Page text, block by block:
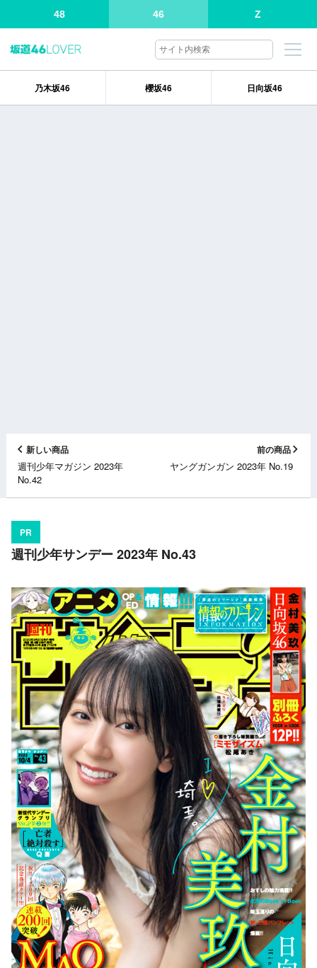
48 46 Z
乃木坂46 櫻坂46 日向坂46
新しい商品
週刊少年マガジン 2023年
No.42
前の商品
ヤングガンガン 2023年 No.19
PR
週刊少年サンデー 2023年 No.43